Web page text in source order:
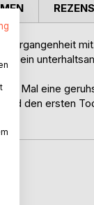
Vergangenheit
ein
Mal eine
den ersten